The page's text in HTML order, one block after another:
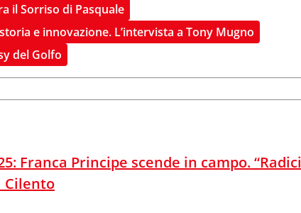
il Sorriso di Pasquale
e innovazione. L’intervista a Tony Mugno
del Golfo
Franca Principe scende in campo. “Radici
Cilento